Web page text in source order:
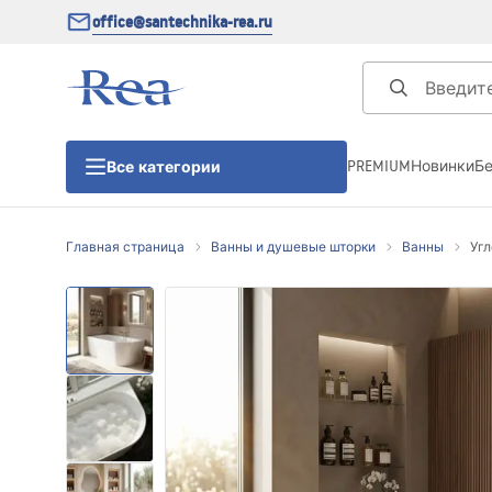
office@santechnika-rea.ru
Все категории
Душевые двери
Душевые поддоны
Линейные трапы для душа
PREMIUMНовинки
Главная страница Ванны и душевые шторки Ванны